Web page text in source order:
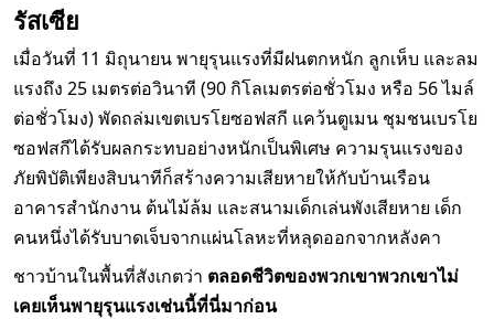
รัสเซีย
เมื่อวันที่ 11 มิถุนายน พายุรุนแรงที่มีฝนตกหนัก ลูกเห็บ และลม
แรงถึง 25 เมตรต่อวินาที (90 กิโลเมตรต่อชั่วโมง หรือ 56 ไมล์
ต่อชั่วโมง) พัดถล่มเขตเบรโยซอฟสกี แคว้นตูเมน ชุมชนเบรโย
ซอฟสกีได้รับผลกระทบอย่างหนักเป็นพิเศษ ความรุนแรงของ
ภัยพิบัติเพียงสิบนาทีก็สร้างความเสียหายให้กับบ้านเรือน
อาคารสำนักงาน ต้นไม้ล้ม และสนามเด็กเล่นพังเสียหาย เด็ก
คนหนึ่งได้รับบาดเจ็บจากแผ่นโลหะที่หลุดออกจากหลังคา
ชาวบ้านในพื้นที่สังเกตว่า ตลอดชีวิตของพวกเขาพวกเขาไม่
เคยเห็นพายุรุนแรงเช่นนี้ที่นี่มาก่อน